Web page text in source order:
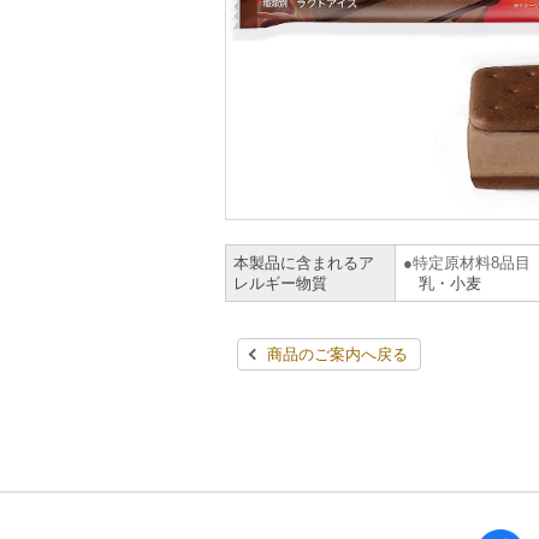
本製品に含まれるア
レルギー物質
特定原材料8品目
乳・小麦
商品のご案内へ戻る